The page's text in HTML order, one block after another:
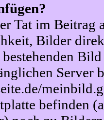
Tat im Beitrag
Bilder
Server
befinden